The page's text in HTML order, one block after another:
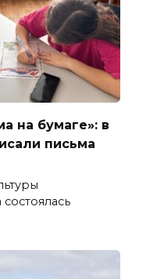
на бумаге»: в
письма